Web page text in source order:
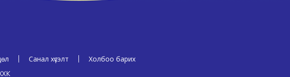
Санал хүсэлт
Холбоо барих